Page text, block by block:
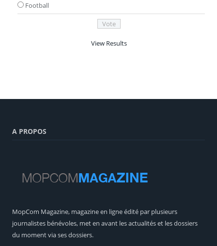
Football
View Results
A PROPOS
MopCom Magazine, magazine en ligne édité par plusieurs
journalistes bénévoles, met en avant les actualités et les dossiers
du moment via ses dossiers.